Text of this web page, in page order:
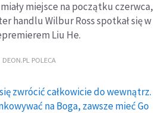
miejsce na początku czerwca,
handlu Wilbur Ross spotkał się w
Liu He.
DEON.PL POLECA
zwrócić całkowicie do wewnątrz.
na Boga, zawsze mieć Go